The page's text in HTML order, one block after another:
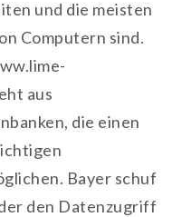
und die meisten
Computern sind.
aus
die einen
Bayer schuf
den Datenzugriff